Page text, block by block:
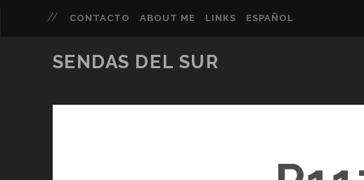
CONTACTO ABOUT ME LINKS ESPAÑOL
SENDAS DEL SUR